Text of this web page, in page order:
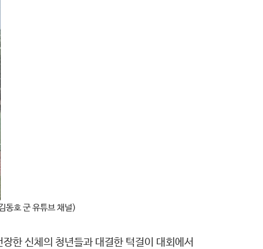
동호 군 유튜브 채널)
한 신체의 청년들과 대결한 턱걸이 대회에서